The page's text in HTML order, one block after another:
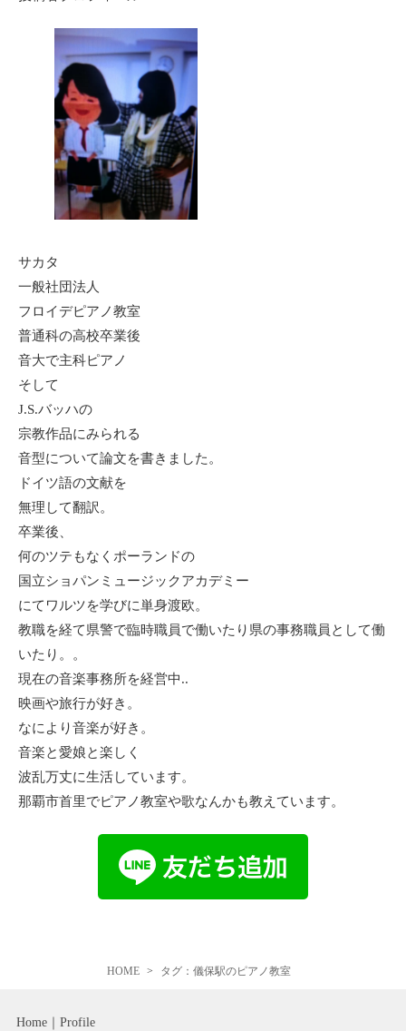
サカタ
一般社団法人
フロイデピアノ教室
普通科の高校卒業後
音大で主科ピアノ
そして
J.S.バッハの
宗教作品にみられる
音型について論文を書きました。
ドイツ語の文献を
無理して翻訳。
卒業後、
何のツテもなくポーランドの
国立ショパンミュージックアカデミー
にてワルツを学びに単身渡欧。
教職を経て県警で臨時職員で働いたり県の事務職員として働
いたり。。
現在の音楽事務所を経営中..
映画や旅行が好き。
なにより音楽が好き。
音楽と愛娘と楽しく
波乱万丈に生活しています。
那覇市首里でピアノ教室や歌なんかも教えています。
HOME タグ：儀保駅のピアノ教室
Home Profile